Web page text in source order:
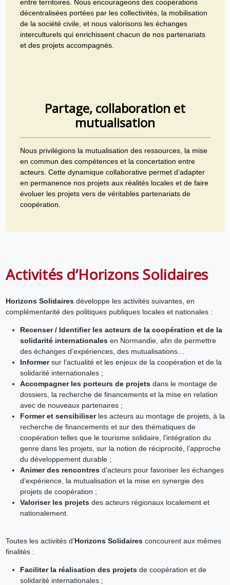
entre territoires. Nous encourageons des coopérations
décentralisées portées par les collectivités, la mobilisation
de la société civile, et nous valorisons les échanges
interculturels qui enrichissent chacun de nos partenariats
et des projets accompagnés.
Partage, collaboration et
mutualisation
Nous privilégions la mutualisation des ressources, la mise
en commun des compétences et la concertation entre
acteurs. Cette dynamique collaborative permet d’adapter
en permanence nos projets aux réalités locales et de faire
évoluer les projets vers de véritables partenariats de
coopération.
Activités d’Horizons Solidaires
Horizons Solidairesdéveloppe les activités suivantes, en
complémentarité des politiques publiques locales et nationales :
Recenser / Identifier les acteurs de la coopération et de la
solidarité internationalesen Normandie, afin de permettre
des échanges d’expériences, des mutualisations…
Informersur l’actualité et les enjeux de la coopération et de la
solidarité internationales ;
Accompagner les porteurs de projetsdans le montage de
dossiers, la recherche de financements et la mise en relation
avec de nouveaux partenaires ;
Former et sensibiliserles acteurs au montage de projets, à la
recherche de financements et sur des thématiques de
coopération telles que le tourisme solidaire, l’intégration du
genre dans les projets, sur la notion de réciprocité, l’approche
du développement durable ;
Animer des rencontresd’acteurs pour favoriser les échanges
d’expérience, la mutualisation et la mise en synergie des
projets de coopération ;
Valoriser les projetsdes acteurs régionaux localement et
nationalement.
Toutes les activités d’Horizons Solidairesconcourent aux mêmes
finalités :
Faciliter la réalisation des projetsde coopération et de
solidarité internationales ;